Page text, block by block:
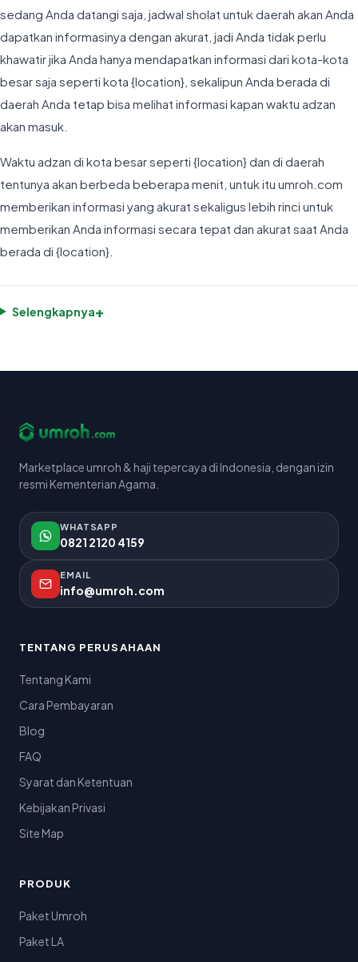
sedang Anda datangi saja, jadwal sholat untuk daerah akan Anda
dapatkan informasinya dengan akurat, jadi Anda tidak perlu
khawatir jika Anda hanya mendapatkan informasi dari kota-kota
besar saja seperti kota {location}, sekalipun Anda berada di
daerah Anda tetap bisa melihat informasi kapan waktu adzan
akan masuk.
Waktu adzan di kota besar seperti {location} dan di daerah
tentunya akan berbeda beberapa menit, untuk itu umroh.com
memberikan informasi yang akurat sekaligus lebih rinci untuk
memberikan Anda informasi secara tepat dan akurat saat Anda
berada di {location}.
Selengkapnya+
Marketplace umroh & haji tepercaya di Indonesia, dengan izin
resmi Kementerian Agama.
WHATSAPP
0821 2120 4159
EMAIL
info@umroh.com
TENTANG PERUSAHAAN
Tentang Kami
Cara Pembayaran
Blog
FAQ
Syarat dan Ketentuan
Kebijakan Privasi
Site Map
PRODUK
Paket Umroh
Paket LA